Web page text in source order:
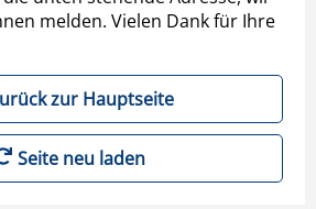
melden. Vielen Dank für Ihre
zur Hauptseite
Seite neu laden